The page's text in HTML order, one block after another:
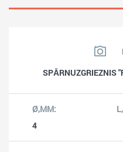
SPĀRNUZGRIEZNIS
4